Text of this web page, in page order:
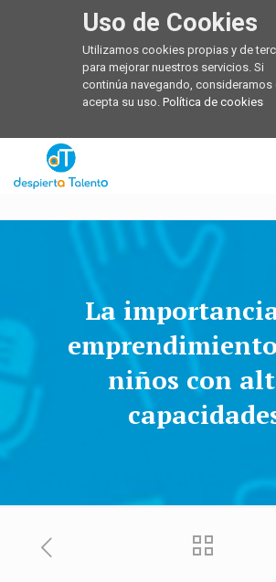
Uso de Cookies
Utilizamos cookies propias y de
para mejorar nuestros servicios. Si
continúa navegando, consideramos
acepta su uso. Política de cookies
La
niños con